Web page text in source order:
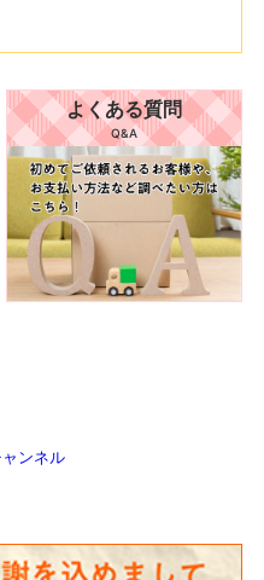
よくある質問
Q&A